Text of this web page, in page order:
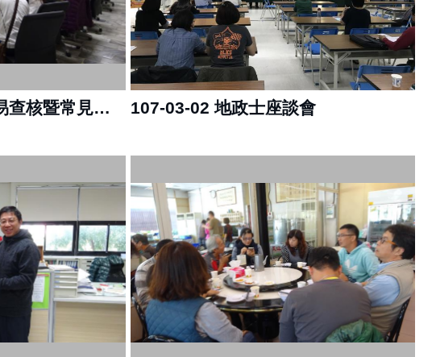
107-03-09 不動產交易查核暨常見糾紛之探討 107-03-02 地政士座談會